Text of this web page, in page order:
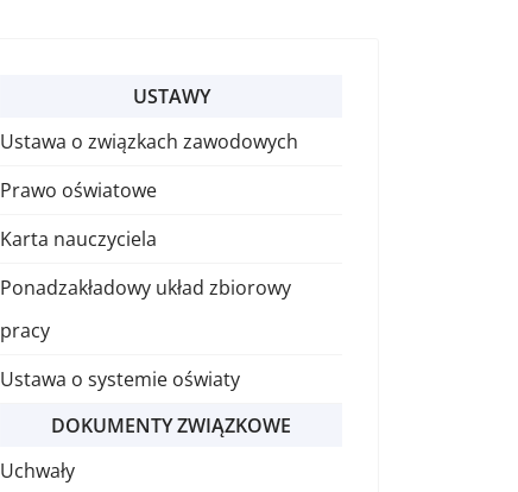
USTAWY
Ustawa o związkach zawodowych
Prawo oświatowe
Karta nauczyciela
Ponadzakładowy układ zbiorowy
pracy
Ustawa o systemie oświaty
DOKUMENTY ZWIĄZKOWE
Uchwały